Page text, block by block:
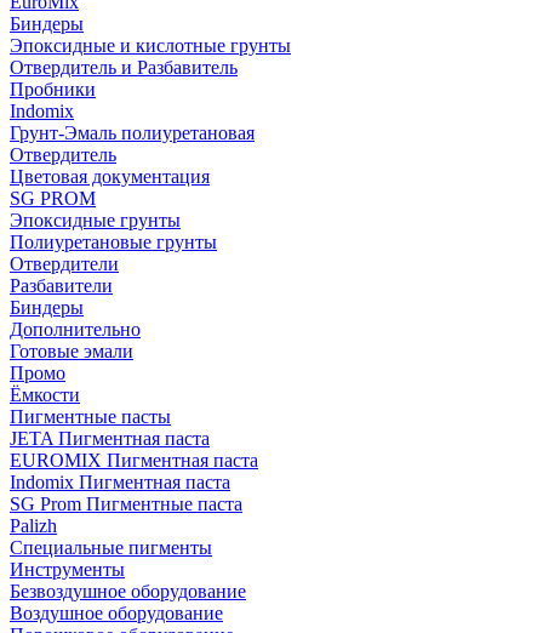
Биндеры
Эпоксидные и кислотные грунты
Отвердитель и Разбавитель
Пробники
Indomix
Грунт-Эмаль полиуретановая
Отвердитель
Цветовая документация
SG PROM
Эпоксидные грунты
Полиуретановые грунты
Отвердители
Разбавители
Биндеры
Дополнительно
Готовые эмали
Промо
Ёмкости
Пигментные пасты
JETA Пигментная паста
EUROMIX Пигментная паста
Indomix Пигментная паста
SG Prom Пигментные паста
Palizh
Специальные пигменты
Инструменты
Безвоздушное оборудование
Воздушное оборудование